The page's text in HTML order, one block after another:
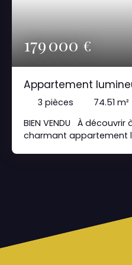
179 000€
Appartement
3 pièces 74.51 m²
BIEN VENDU À découvrir
charmant appartement
se répartissent : Une
salon/séjour spacieux
un balcon couvert avec